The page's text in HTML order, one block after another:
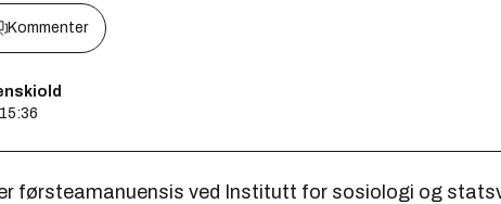
Kommenter
førsteamanuensis ved Institutt for sosiologi og